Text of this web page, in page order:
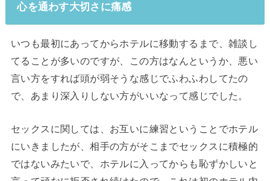
心を通わす大切さに痛感
いつも最初にあってからホテルに移動するまで、雑談し
てることが多いのですが、この方はなんというか、悪い
言い方をすれば頭が弱そうな感じでふわふわしてたの
で、あまり深入りしない方がいいなって感じでした。
セックスに関しては、お互いに練習ということでホテル
にいきましたが、相手の方がそこまでセックスに積極的
ではないみたいで、ホテルに入ってからも恥ずかしいと